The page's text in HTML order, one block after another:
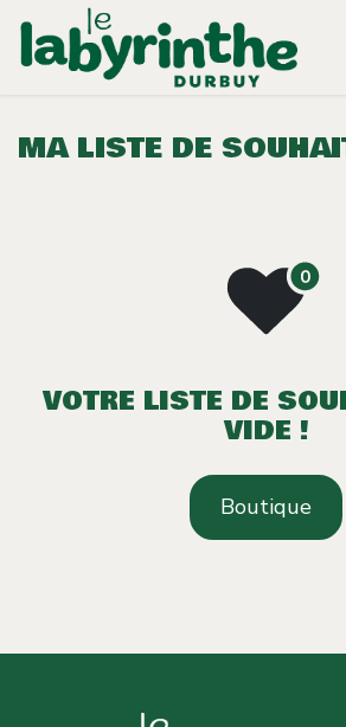
Se rendre au contenu
MA LISTE DE
VOTRE LISTE DE
VIDE !
Boutique